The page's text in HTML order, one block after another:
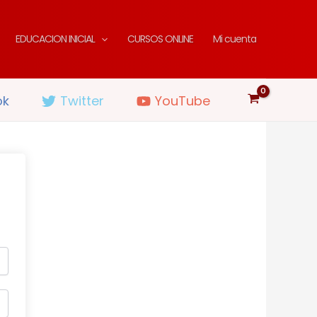
EDUCACION INICIAL CURSOS ONLINE Mi cuenta
Twitter YouTube